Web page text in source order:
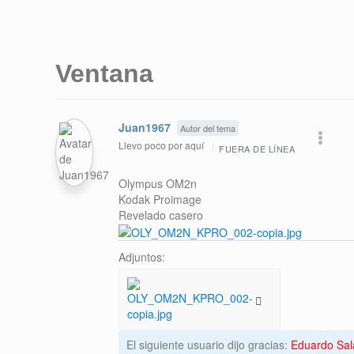
Ventana
Juan1967 Autor del tema
Llevo poco por aquí FUERA DE LÍNEA
Olympus OM2n
Kodak Proimage
Revelado casero
Adjuntos:
El siguiente usuario dijo gracias: Eduardo